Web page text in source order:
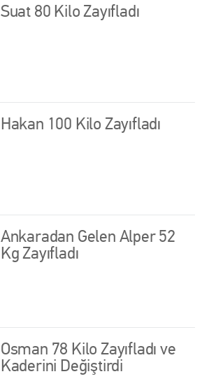
Suat 80 Kilo Zayıfladı
Hakan 100 Kilo Zayıfladı
Ankaradan Gelen Alper 52
Kg Zayıfladı
Osman 78 Kilo Zayıfladı ve
Kaderini Değiştirdi